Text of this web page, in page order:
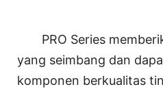
PRO Series
yang seimbang dan
komponen berkualitas